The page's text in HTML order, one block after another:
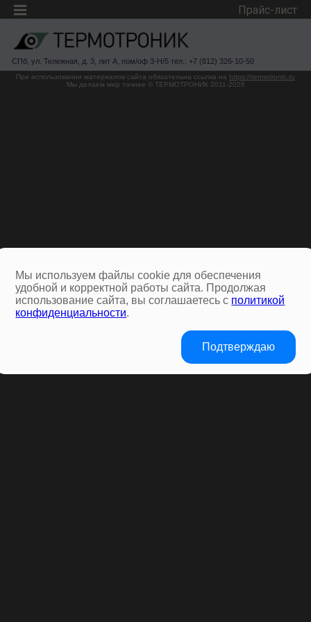
Прайс-лист
СПб, ул. Тележная, д. 3, лит А, пом/оф 3-Н/5 тел.: +7 (812) 326-10-50
При использовании материалов сайта обязательна ссылка на https://termotronic.ru
Мы делаем мир точнее © ТЕРМОТРОНИК 2011-2026
Мы используем файлы cookie для обеспечения
удобной и корректной работы сайта. Продолжая
использование сайта, вы соглашаетесь с политикой
конфиденциальности.
Подтверждаю